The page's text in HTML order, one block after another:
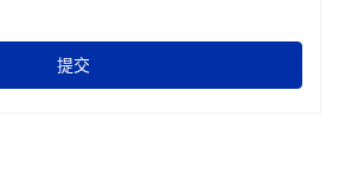
提交